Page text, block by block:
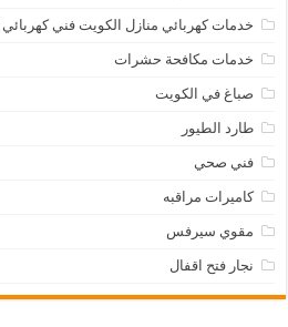
خدمات كهربائي منازل الكويت فني كهربائي
خدمات مكافحة حشرات
صباغ في الكويت
طارد الطيور
فني صحي
كاميرات مراقبه
مقوي سيرفس
نجار فتح اقفال